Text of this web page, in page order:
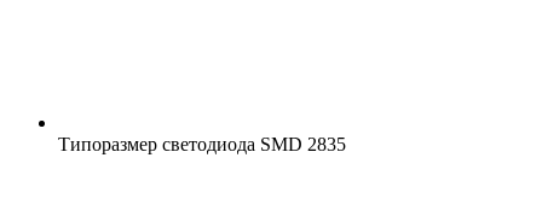
Типоразмер светодиода SMD 2835